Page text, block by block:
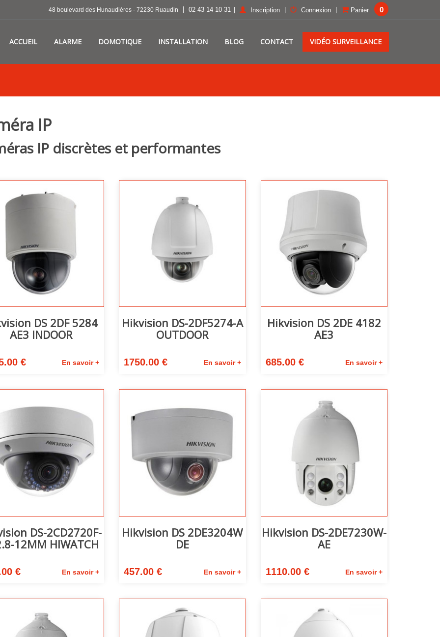
48 boulevard des Hunaudières - 72230 Ruaudin 02 43 14 10 31 Inscription Connexion Panier 0
ACCUEIL ALARME DOMOTIQUE INSTALLATION BLOG CONTACT VIDÉO SURVEILLANCE
IP
IP discrètes et performantes
DS 2DF 5284
AE3 INDOOR
€ En savoir +
Hikvision DS-2DF5274-A
OUTDOOR
1750.00 € En savoir +
Hikvision DS 2DE 4182
AE3
685.00 € En savoir +
DS-2CD2720F-
12MM HIWATCH
€ En savoir +
Hikvision DS 2DE3204W
DE
457.00 € En savoir +
Hikvision DS-2DE7230W-
AE
1110.00 € En savoir +